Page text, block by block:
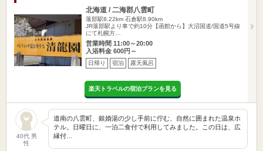
北海道 / 二海郡八雲町
落部駅8.22km 石倉駅8.90km
JR落部駅より車で約10分【函館から】大沼国道/国道5号線
にて札幌方…
営業時間 11:00～20:00
入浴料金 600円～
日帰り 宿泊 露天風呂
楽天トラベルの宿泊プランを見る
40代 男
性
道南の八雲町、銀婚湯の少し手前に佇む、自然に囲まれた温泉ホ
テル。日曜日に、一泊二食付で利用してみました。この日は、広
縁付…